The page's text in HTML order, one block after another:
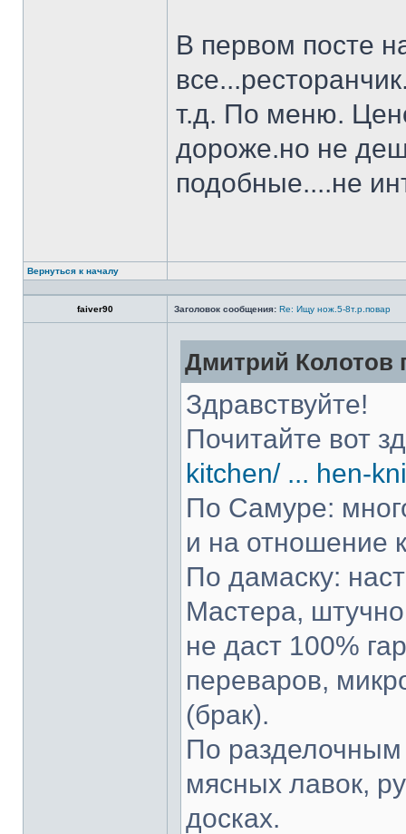
В первом посте
т.д. По меню.
дороже.но не
подобные....не
Вернуться к началу
faiver90 Заголовок сообщения: Re: Ищу нож.5-8т.р.повар
Дмитрий Колотов
Здравствуйте!
Почитайте вот
kitchen/ ... hen-
По Самуре:
и на отношение
По дамаску:
Мастера,
не даст 100%
переваров,
(брак).
По разделочным
мясных лавок,
досках.